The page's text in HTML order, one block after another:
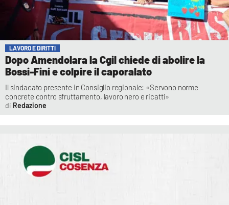
LAVORO E DIRITTI
Dopo Amendolara la Cgil chiede di abolire la
Bossi-Fini e colpire il caporalato
Il sindacato presente in Consiglio regionale: «Servono norme
concrete contro sfruttamento, lavoro nero e ricatti»
Redazione